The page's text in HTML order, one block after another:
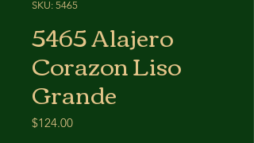
SKU: 5465
5465 Alajero
Corazon Liso
Grande
$124.00Precio